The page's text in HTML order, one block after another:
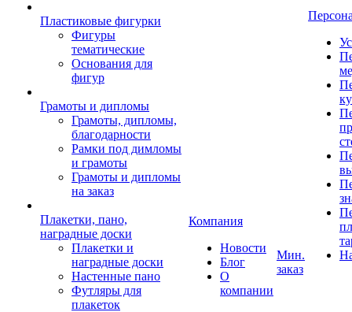
Пластиковые фигурки
Фигуры
тематические
Основания для
фигур
Грамоты и дипломы
Грамоты, дипломы,
благодарности
Рамки под димломы
и грамоты
Грамоты и дипломы
на заказ
Плакетки, пано,
наградные доски
Плакетки и
наградные доски
Настенные пано
Футляры для
плакеток
Компания
Новости
Блог
О
компании
Мин.
заказ